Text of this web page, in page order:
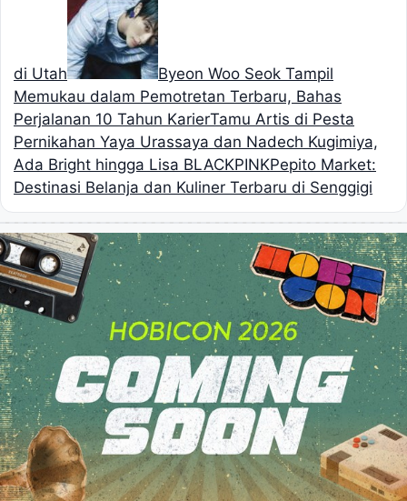
di Utah
Byeon Woo Seok Tampil
Memukau dalam Pemotretan Terbaru, Bahas
Perjalanan 10 Tahun KarierTamu Artis di Pesta
Pernikahan Yaya Urassaya dan Nadech Kugimiya,
Ada Bright hingga Lisa BLACKPINKPepito Market:
Destinasi Belanja dan Kuliner Terbaru di Senggigi